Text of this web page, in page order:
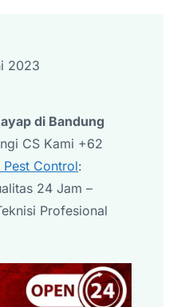
2023
di Bandung
CS Kami +62
Pest Control:
24 Jam –
Profesional